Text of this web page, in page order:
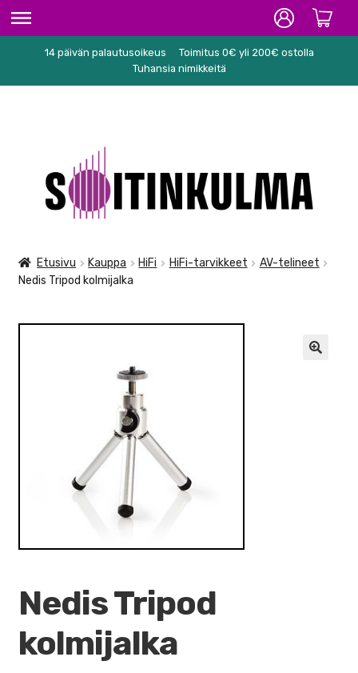
ETUSIVU
KARAOKE
NUOTIT
TARVIKKEET
SEKALAISET
TARJOUKSET
14 päivän palautusoikeus
Toimitus 0€ yli 200€ ostolla
Tuhansia nimikkeitä
navigointiin
sisältöön
Etusivu Kauppa HiFi HiFi-tarvikkeet
AV-telineet
Nedis Tripod kolmijalka
Nedis Tripod
kolmijalka